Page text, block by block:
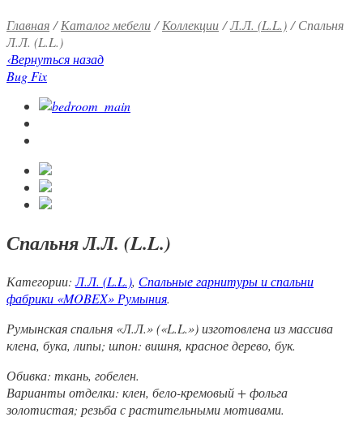
Главная/Каталог мебели/Коллекции/Л.Л. (L.L.)/ Спальня
Л.Л. (L.L.)
‹Вернуться назад
Bug Fix
Спальня Л.Л. (L.L.)
Категории:Л.Л. (L.L.), Спальные гарнитуры и спальни
фабрики «MOBEX» Румыния.
Румынская спальня «Л.Л.» («L.L.») изготовлена из массива
клена, бука, липы; шпон: вишня, красное дерево, бук.
Обивка: ткань, гобелен.
Варианты отделки: клен, бело-кремовый + фольга
золотистая; резьба с растительными мотивами.